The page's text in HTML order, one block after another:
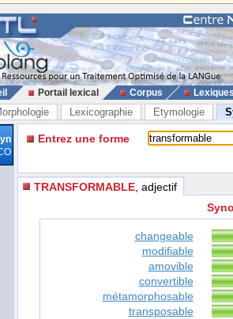
Portail lexical Corpus
Lexicographie Etymologie
Entrez une forme
TRANSFORMABLE , adjectif
changeable
modifiable
amovible
convertible
métamorphosable
transposable